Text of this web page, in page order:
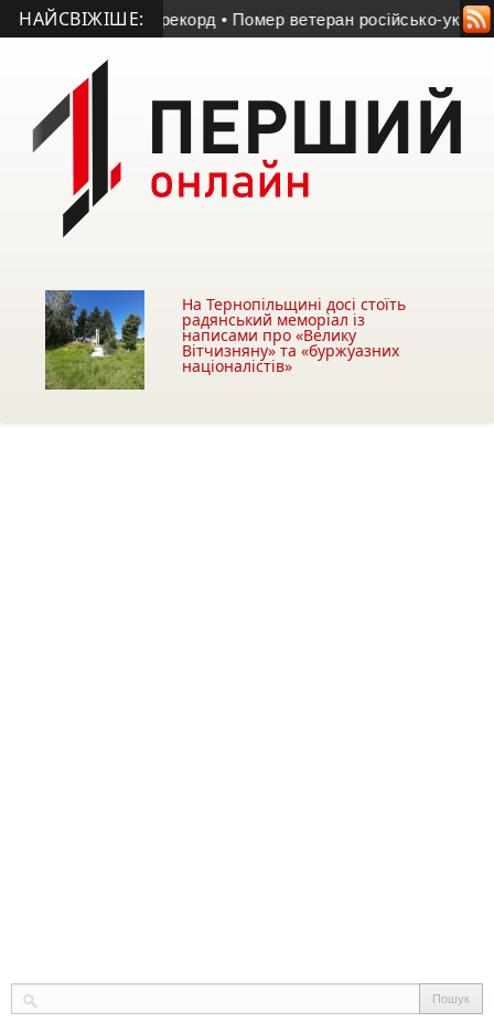
НАЙСВІЖІШЕ:
рекорд • Помер ветеран російсько-української
На Тернопільщині досі стоїть
радянський меморіал із
написами про «Велику
Вітчизняну» та «буржуазних
націоналістів»